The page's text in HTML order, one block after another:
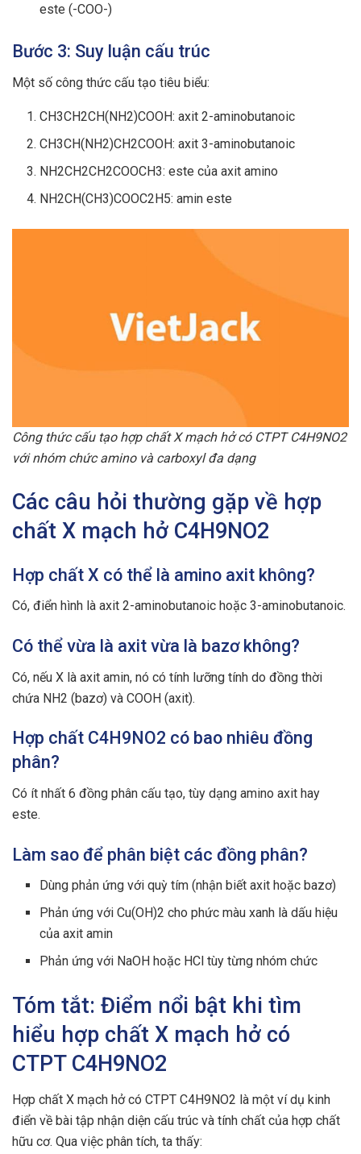
este (-COO-)
Bước 3: Suy luận cấu trúc
Một số công thức cấu tạo tiêu biểu:
CH3CH2CH(NH2)COOH: axit 2-aminobutanoic
CH3CH(NH2)CH2COOH: axit 3-aminobutanoic
NH2CH2CH2COOCH3: este của axit amino
NH2CH(CH3)COOC2H5: amin este
Công thức cấu tạo hợp chất X mạch hở có CTPT C4H9NO2
với nhóm chức amino và carboxyl đa dạng
Các câu hỏi thường gặp về hợp
chất X mạch hở C4H9NO2
Hợp chất X có thể là amino axit không?
Có, điển hình là axit 2-aminobutanoic hoặc 3-aminobutanoic.
Có thể vừa là axit vừa là bazơ không?
Có, nếu X là axit amin, nó có tính lưỡng tính do đồng thời
chứa NH2 (bazơ) và COOH (axit).
Hợp chất C4H9NO2 có bao nhiêu đồng
phân?
Có ít nhất 6 đồng phân cấu tạo, tùy dạng amino axit hay
este.
Làm sao để phân biệt các đồng phân?
Dùng phản ứng với quỳ tím (nhận biết axit hoặc bazơ)
Phản ứng với Cu(OH)2 cho phức màu xanh là dấu hiệu
của axit amin
Phản ứng với NaOH hoặc HCl tùy từng nhóm chức
Tóm tắt: Điểm nổi bật khi tìm
hiểu hợp chất X mạch hở có
CTPT C4H9NO2
Hợp chất X mạch hở có CTPT C4H9NO2 là một ví dụ kinh
điển về bài tập nhận diện cấu trúc và tính chất của hợp chất
hữu cơ. Qua việc phân tích, ta thấy: